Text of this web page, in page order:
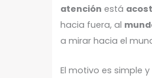
atención está
hacia fuera, al
a mirar hacia el
El motivo es simple